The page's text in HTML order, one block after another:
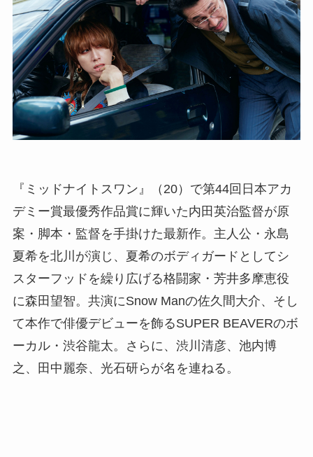
『ミッドナイトスワン』（20）で第44回日本アカ
デミー賞最優秀作品賞に輝いた内田英治監督が原
案・脚本・監督を手掛けた最新作。主人公・永島
夏希を北川が演じ、夏希のボディガードとしてシ
スターフッドを繰り広げる格闘家・芳井多摩恵役
に森田望智。共演にSnow Manの佐久間大介、そし
て本作で俳優デビューを飾るSUPER BEAVERのボ
ーカル・渋谷龍太。さらに、渋川清彦、池内博
之、田中麗奈、光石研らが名を連ねる。